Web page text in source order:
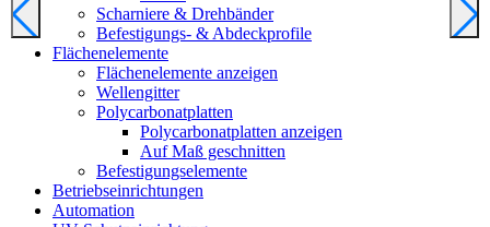
Scharniere & Drehbänder
Befestigungs- & Abdeckprofile
Flächenelemente
Flächenelemente anzeigen
Wellengitter
Polycarbonatplatten
Polycarbonatplatten anzeigen
Auf Maß geschnitten
Befestigungselemente
Betriebseinrichtungen
Automation